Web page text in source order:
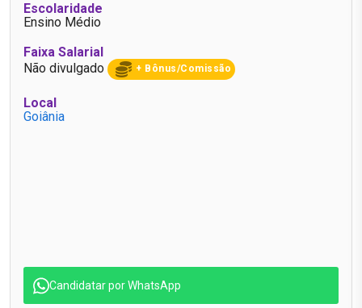
Escolaridade
Ensino Médio
Faixa Salarial
Não divulgado
+ Bônus/Comissão
Local
Goiânia
Candidatar por WhatsApp